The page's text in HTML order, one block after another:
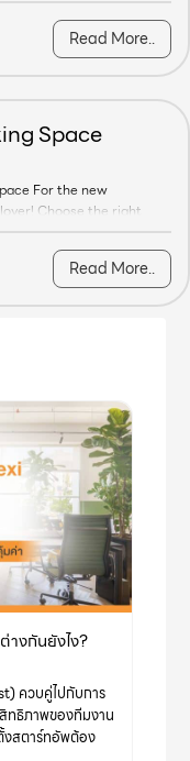
capacity of 100 people.
a range of seating, a
microphones and will be
Lom, Bang Rak, Bangkok
Read More..
Space
For the new
Choose the right
in the creative area
High-speed wifi Large
chair Print,
paper Meeting room
Launchpad,…
Read More..
งกันยังไง?
ควบคู่ไปกับการ
ทธิภาพของทีมงาน
งสตาร์ทอัพต้อง